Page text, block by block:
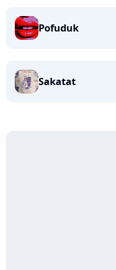
Pofuduk
Sakatat